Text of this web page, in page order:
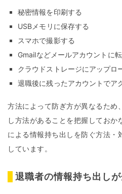
秘密情報を印刷する
USBメモリに保存する
スマホで撮影する
Gmailなどメールアカウントに
クラウドストレージにアップロ
退職後に残ったアカウントでア
方法によって防ぎ方が異なるため
し方法があることを把握しておか
による情報持ち出しを防ぐ方法・
しています。
退職者の情報持ち出し